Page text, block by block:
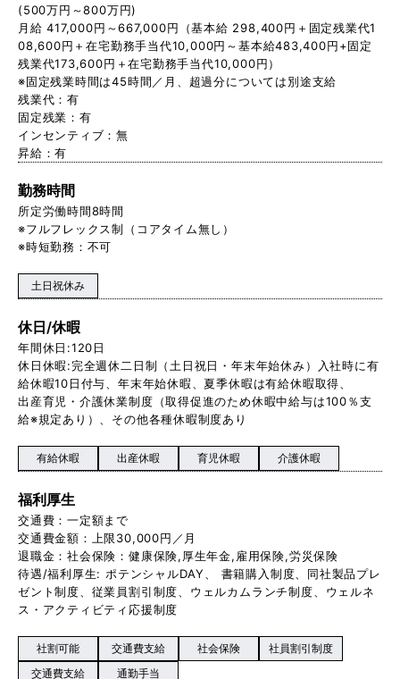
(500万円～800万円)
月給 417,000円～667,000円（基本給 298,400円＋固定残業代1
08,600円＋在宅勤務手当代10,000円～基本給483,400円+固定
残業代173,600円＋在宅勤務手当代10,000円）
※固定残業時間は45時間／月、超過分については別途支給
残業代：有
固定残業：有
インセンティブ：無
昇給：有
勤務時間
所定労働時間8時間
※フルフレックス制（コアタイム無し）
※時短勤務：不可
土日祝休み
休日/休暇
年間休日:120日
休日休暇:完全週休二日制（土日祝日・年末年始休み）入社時に有
給休暇10日付与、年末年始休暇、夏季休暇は有給休暇取得、
出産育児・介護休業制度（取得促進のため休暇中給与は100％支
給※規定あり）、その他各種休暇制度あり
有給休暇 出産休暇 育児休暇 介護休暇
福利厚生
交通費：一定額まで
交通費金額：上限30,000円／月
退職金：社会保険：健康保険,厚生年金,雇用保険,労災保険
待遇/福利厚生: ポテンシャルDAY、 書籍購入制度、同社製品プレ
ゼント制度、従業員割引制度、ウェルカムランチ制度、ウェルネ
ス・アクティビティ応援制度
社割可能 交通費支給 社会保険
社員割引制度
交通費支給
通勤手当